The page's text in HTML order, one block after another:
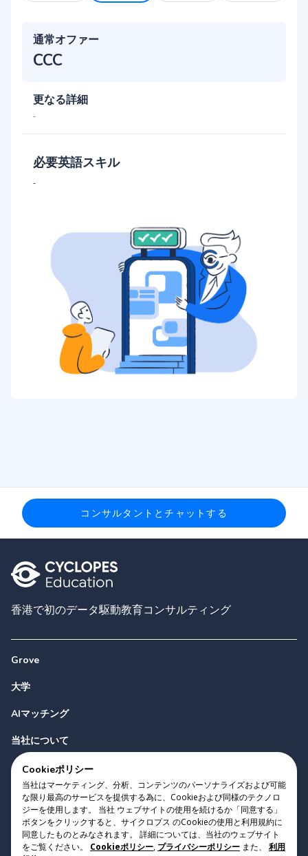
通常オファー
CCC
更なる詳細
-
必要英語スキル
-
コンサルタントとチャットする
香港で初のデータ駆動教育コンサルティング
Grove
大学
AIマッチング
当社について
お問い合わせ
Cookieポリシー
当社はマーケティング、分析、コンテンツのパーソナライズおよび可能
な限り最高のサービスを提供する為に、Cookieおよび同様のテクノロ
ジーを使用します。 当社 ウェブサイトの使用を続けるか「同意する」
ボタンをクリックすると、サイクロプス のCookieの使用と利用規約に
同意したものとみなされます。 詳細については、当社のウェブサイト
をご覧ください。
Cookieポリシー, プライバシーポリシー また、
利用